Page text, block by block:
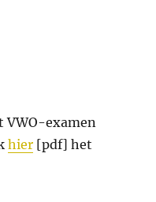
VWO-examen
hier [pdf] het